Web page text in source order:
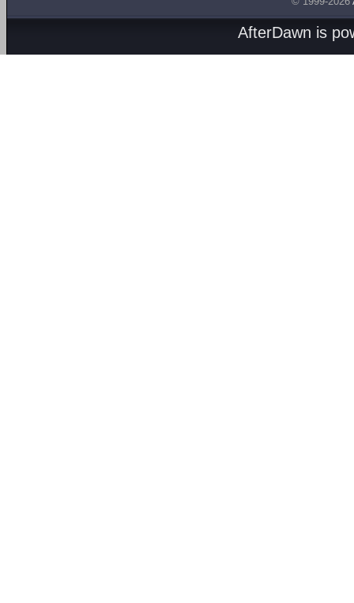
AfterDawn is